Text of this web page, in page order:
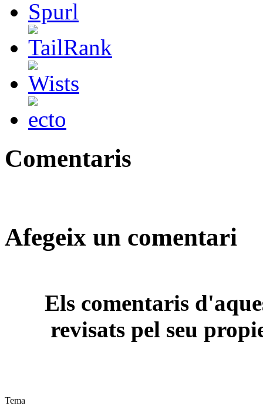
Comentaris
Afegeix un comentari
Els comentaris
revisats pel seu
Tema